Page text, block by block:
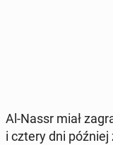
Al-Nassr miał
i cztery dni później